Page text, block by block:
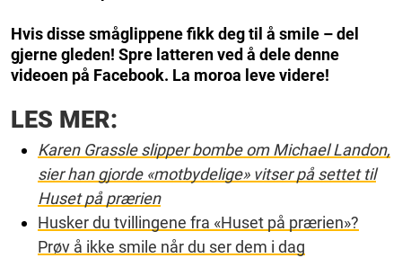
Hvis disse småglippene fikk deg til å smile – del
gjerne gleden! Spre latteren ved å dele denne
videoen på Facebook. La moroa leve videre!
LES MER:
Karen Grassle slipper bombe om Michael Landon,
sier han gjorde «motbydelige» vitser på settet til
Huset på prærien
Husker du tvillingene fra «Huset på prærien»?
Prøv å ikke smile når du ser dem i dag